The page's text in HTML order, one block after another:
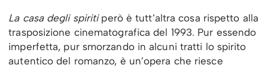
La casa degli spiriti però è tutt’altra cosa rispetto alla
trasposizione cinematografica del 1993. Pur essendo
imperfetta, pur smorzando in alcuni tratti lo spirito
autentico del romanzo, è un’opera che riesce